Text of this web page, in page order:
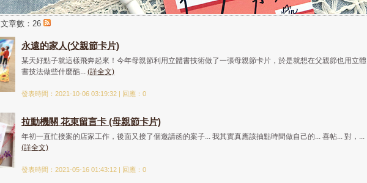
文章數：26
永遠的家人(父親節卡片)
某天好點子就這樣飛奔起來！今年母親節利用立體書技術做了一張母親節卡片，於是就想在父親節也用立體
書技法做些什麼酷... (詳全文)
發表時間：2021-10-06 03:19:32 | 回應：0
拉動機關 花束留言卡 (母親節卡片)
年初一直忙接案的店家工作，後面又接了個邀請函的案子... 我其實真應該抽點時間做自己的... 喜帖... 對，...
(詳全文)
發表時間：2021-05-16 01:43:12 | 回應：0